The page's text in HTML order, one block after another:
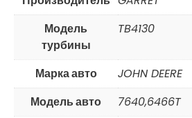
Модель
турбины
TB4130
Марка авто
JOHN DEERE
Модель авто
7640,6466T